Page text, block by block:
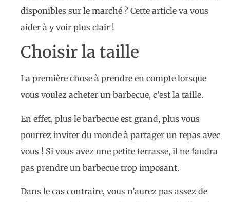
disponibles sur le marché ? Cette article va vous
aider à y voir plus clair !
Choisir la taille
La première chose à prendre en compte lorsque
vous voulez acheter un barbecue, c’est la taille.
En effet, plus le barbecue est grand, plus vous
pourrez inviter du monde à partager un repas avec
vous ! Si vous avez une petite terrasse, il ne faudra
pas prendre un barbecue trop imposant.
Dans le cas contraire, vous n’aurez pas assez de